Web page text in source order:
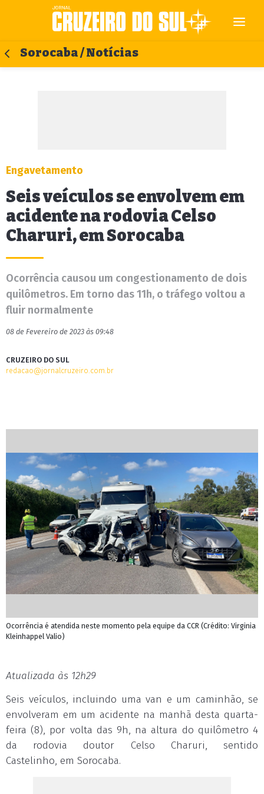
Sorocaba / Notícias
Engavetamento
Seis veículos se envolvem em
acidente na rodovia Celso
Charuri, em Sorocaba
Ocorrência causou um congestionamento de dois
quilômetros. Em torno das 11h, o tráfego voltou a
fluir normalmente
08 de Fevereiro de 2023 às 09:48
CRUZEIRO DO SUL
redacao@jornalcruzeiro.com.br
Ocorrência é atendida neste momento pela equipe da CCR (Crédito: Virginia
Kleinhappel Valio)
Atualizada às 12h29
Seis veículos, incluindo uma van e um caminhão, se
envolveram em um acidente na manhã desta quarta-
feira (8), por volta das 9h, na altura do quilômetro 4
da rodovia doutor Celso Charuri, sentido
Castelinho, em Sorocaba.